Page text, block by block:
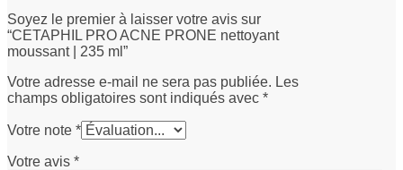
Soyez le premier à laisser votre avis sur
“CETAPHIL PRO ACNE PRONE nettoyant
moussant | 235 ml”
Votre adresse e-mail ne sera pas publiée. Les
champs obligatoires sont indiqués avec *
Votre note *
Votre avis *